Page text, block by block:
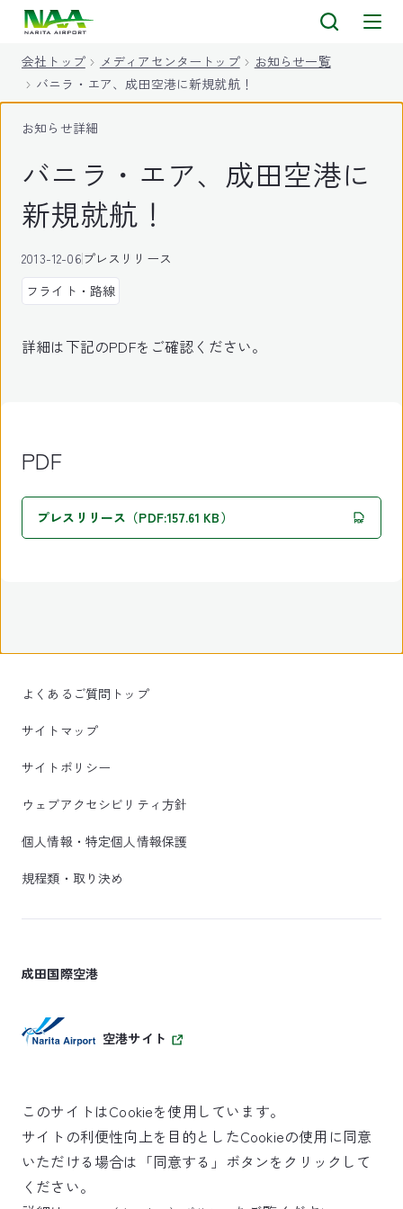
会社トップ メディアセンタートップ
お知らせ一覧
バニラ・エア、成田空港に新規就航！
お知らせ詳細
バニラ・エア、成田空港に
新規就航！
2013-12-06プレスリリース
フライト・路線
詳細は下記のPDFをご確認ください。
PDF
プレスリリース（PDF:157.61 KB）
よくあるご質問トップ
サイトマップ
サイトポリシー
ウェブアクセシビリティ方針
個人情報・特定個人情報保護
規程類・取り決め
成田国際空港
空港サイト
SKYTRAX
5スターエアポート
このサイトはCookieを使用しています。
サイトの利便性向上を目的としたCookieの使用に同意
いただける場合は「同意する」ボタンをクリックして
ください。